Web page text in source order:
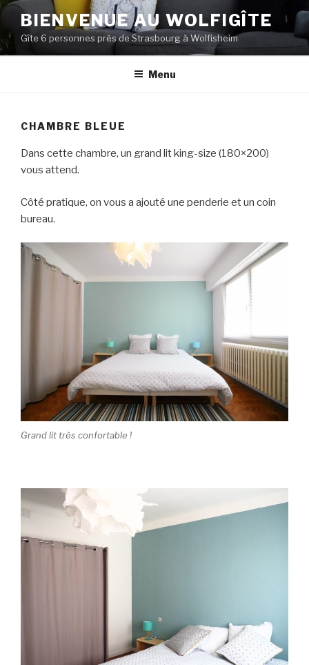
Aller
contenu
principal
BIENVENUE AU WOLFIGÎTE
Gîte 6 personnes près de Strasbourg à Wolfisheim
Menu
CHAMBRE BLEUE
Dans cette chambre, un grand lit king-size (180×200)
vous attend.
Côté pratique, on vous a ajouté une penderie et un coin
bureau.
Grand lit très confortable !